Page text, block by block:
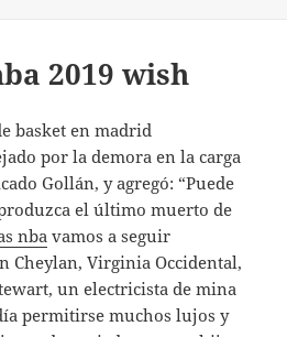
2019 wish
por la demora en la carga
Gollán, y agregó: “Puede
el último muerto de
nba vamos a seguir
Cheylan, Virginia Occidental,
un electricista de mina
permitirse muchos lujos y